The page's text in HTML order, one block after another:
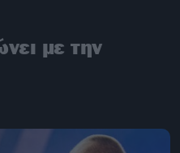
με την